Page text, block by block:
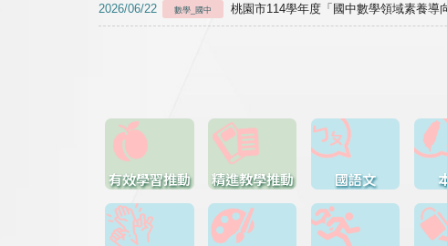
2026/06/22 數學_國中 桃園市114學年度「國中數學領域素養導
有效學習推動 精進教學推動 國語文